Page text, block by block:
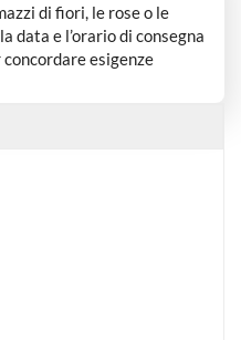
di fiori, le rose o le
data e l’orario di consegna
concordare esigenze